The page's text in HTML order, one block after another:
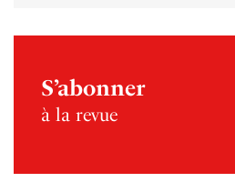
S’abonner
à la revue